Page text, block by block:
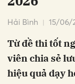
Hải Bình 15/06/
Từ đề thi tốt
viên chia sẻ
hiệu quả dạy